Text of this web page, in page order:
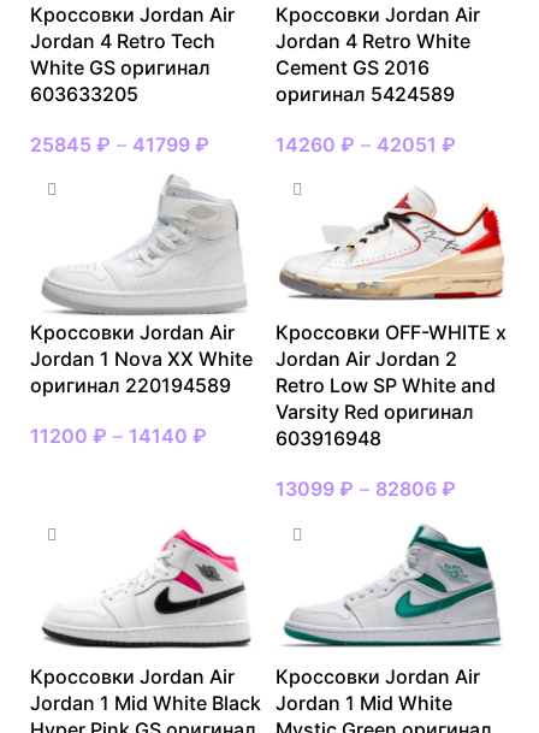
Кроссовки Jordan Air
Jordan 4 Retro Tech
White GS оригинал
603633205
25845 ₽ – 41799 ₽
Кроссовки Jordan Air
Jordan 4 Retro White
Cement GS 2016
оригинал 5424589
14260 ₽ – 42051 ₽
Кроссовки Jordan Air
Jordan 1 Nova XX White
оригинал 220194589
11200 ₽ – 14140 ₽
Кроссовки OFF-WHITE x
Jordan Air Jordan 2
Retro Low SP White and
Varsity Red оригинал
603916948
13099 ₽ – 82806 ₽
Кроссовки Jordan Air
Jordan 1 Mid White Black
Кроссовки Jordan Air
Jordan 1 Mid White